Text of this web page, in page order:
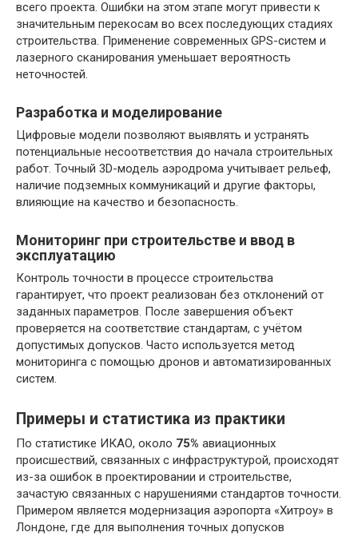
всего проекта. Ошибки на этом этапе могут привести к
значительным перекосам во всех последующих стадиях
строительства. Применение современных GPS-систем и
лазерного сканирования уменьшает вероятность
неточностей.
Разработка и моделирование
Цифровые модели позволяют выявлять и устранять
потенциальные несоответствия до начала строительных
работ. Точный 3D-модель аэродрома учитывает рельеф,
наличие подземных коммуникаций и другие факторы,
влияющие на качество и безопасность.
Мониторинг при строительстве и ввод в
эксплуатацию
Контроль точности в процессе строительства
гарантирует, что проект реализован без отклонений от
заданных параметров. После завершения объект
проверяется на соответствие стандартам, с учётом
допустимых допусков. Часто используется метод
мониторинга с помощью дронов и автоматизированных
систем.
Примеры и статистика из практики
По статистике ИКАО, около 75% авиационных
происшествий, связанных с инфраструктурой, происходят
из-за ошибок в проектировании и строительстве,
зачастую связанных с нарушениями стандартов точности.
Примером является модернизация аэропорта «Хитроу» в
Лондоне, где для выполнения точных допусков